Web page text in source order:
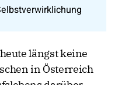
längst keine
in Österreich